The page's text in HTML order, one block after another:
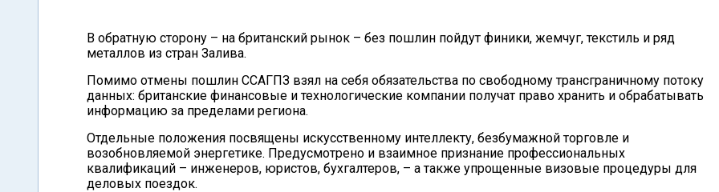
В обратную сторону – на британский рынок – без пошлин пойдут финики, жемчуг, текстиль и ряд
металлов из стран Залива.
Помимо отмены пошлин ССАГПЗ взял на себя обязательства по свободному трансграничному потоку
данных: британские финансовые и технологические компании получат право хранить и обрабатывать
информацию за пределами региона.
Отдельные положения посвящены искусственному интеллекту, безбумажной торговле и
возобновляемой энергетике. Предусмотрено и взаимное признание профессиональных
квалификаций – инженеров, юристов, бухгалтеров, – а также упрощенные визовые процедуры для
деловых поездок.